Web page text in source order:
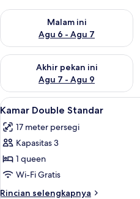
Malam ini
Agu 6 - Agu 7
Periksa ketersediaan untuk
Akhir pekan ini
Agu 7 - Agu 9
Periksa ketersediaan untuk
Lihat
semua
foto
untuk
Kamar
Double
Standar
3
Kamar Double Standar
17 meter persegi
Kapasitas 3
1 queen
Wi-Fi Gratis
Rincian selengkapnya
Rincian